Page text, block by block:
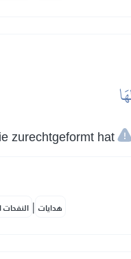
zurechtgeformt hat
النفحات | هدايات